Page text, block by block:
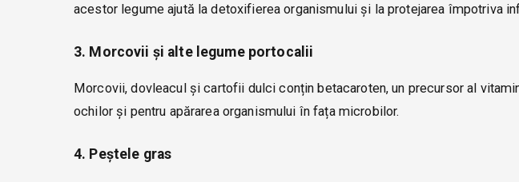
acestor legume ajută la detoxifierea organismului și la protejarea împotriva
3. Morcovii și alte legume portocalii
Morcovii, dovleacul și cartofii dulci conțin betacaroten, un precursor al
ochilor și pentru apărarea organismului în fața microbilor.
4. Peștele gras